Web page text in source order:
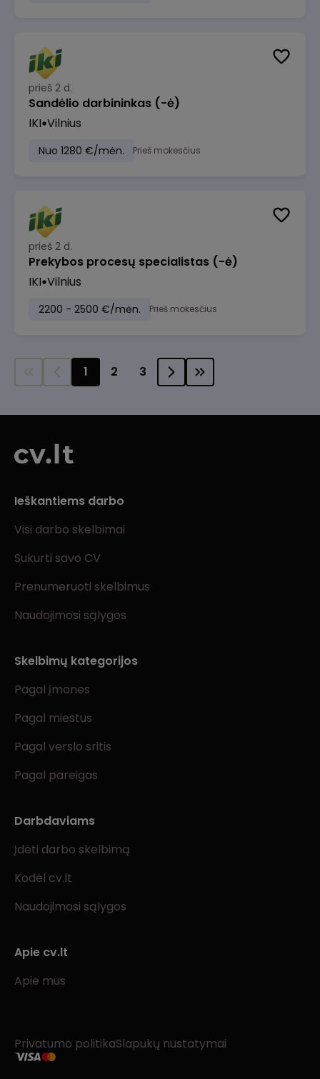
prieš 2 d.
Sandėlio darbininkas (-ė)
IKI Vilnius
Nuo 1280 €/mėn. Prieš mokesčius
prieš 2 d.
Prekybos procesų specialistas (-ė)
IKI Vilnius
2200 - 2500 €/mėn. Prieš mokesčius
1 2 3
Ieškantiems darbo
Visi darbo skelbimai
Sukurti savo CV
Prenumeruoti skelbimus
Naudojimosi sąlygos
Skelbimų kategorijos
Pagal įmones
Pagal miestus
Pagal verslo sritis
Pagal pareigas
Darbdaviams
Įdėti darbo skelbimą
Kodėl cv.lt
Naudojimosi sąlygos
Apie cv.lt
Apie mus
Privatumo politikaSlapukų nustatymai